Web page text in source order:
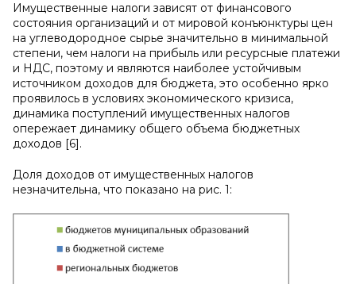
Имущественные налоги зависят от финансового
состояния организаций и от мировой конъюнктуры цен
на углеводородное сырье значительно в минимальной
степени, чем налоги на прибыль или ресурсные платежи
и НДС, поэтому и являются наиболее устойчивым
источником доходов для бюджета, это особенно ярко
проявилось в условиях экономического кризиса,
динамика поступлений имущественных налогов
опережает динамику общего объема бюджетных
доходов [6].
Доля доходов от имущественных налогов
незначительна, что показано на рис. 1: